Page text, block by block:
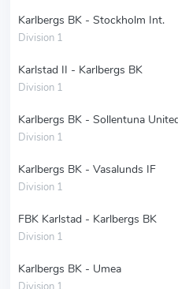
Karlbergs BK - Stockholm Int.
Division 1
Karlstad II - Karlbergs BK
Division 1
Karlbergs BK - Sollentuna
Division 1
Karlbergs BK - Vasalunds IF
Division 1
FBK Karlstad - Karlbergs BK
Division 1
Karlbergs BK - Umea